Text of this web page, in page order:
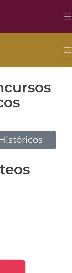
Históricos